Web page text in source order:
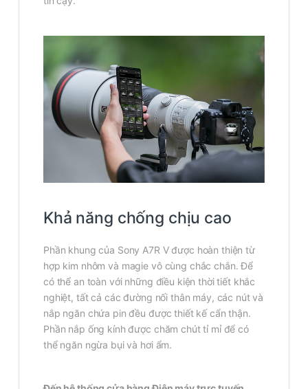
Khả năng chống chịu cao
Phần khung của Sony A7R V được hoàn thiện từ
hợp kim nhôm và magie vô cùng chắc chắn. Để
có thể an toàn với những điều kiện thời tiết khắc
nghiệt, tất cả các đường nối thân máy, các nút và
nắp ngăn chứa pin đều được thiết kế cẩn thận.
Phần nắp ống kính được chăm chút tỉ mỉ để có
thể ngăn ngừa bụi và hơi ẩm.